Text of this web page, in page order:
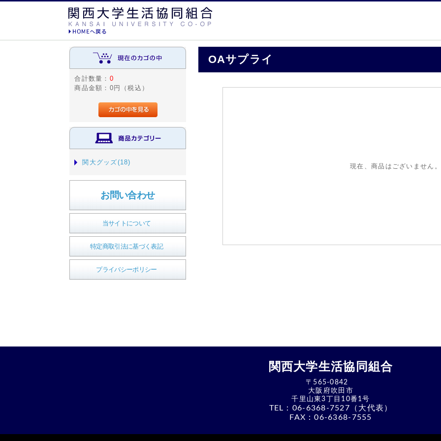
合計数量： 0
商品金額： 0円（税込）
関大グッズ(18)
お問い合わせ
当サイトについて
特定商取引法に基づく表記
プライバシーポリシー
OAサプライ
現在、商品はございません。
関西大学生活協同組合
〒565-0842
大阪府吹田市
千里山東3丁目10番1号
TEL： 06-6368-7527（大代表）
FAX：06-6368-7555